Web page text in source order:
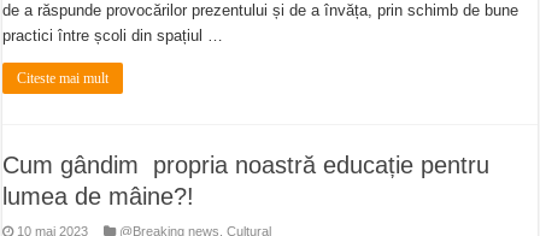
de a răspunde provocărilor prezentului și de a învăța, prin schimb de bune
practici între școli din spațiul …
Citeste mai mult
Cum gândim propria noastră educație pentru
lumea de mâine?!
10 mai 2023 @Breaking news,Cultural